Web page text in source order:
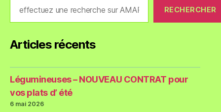
RECHERCHER
Articles récents
Légumineuses – NOUVEAU CONTRAT pour
vos plats d’ été
6 mai 2026